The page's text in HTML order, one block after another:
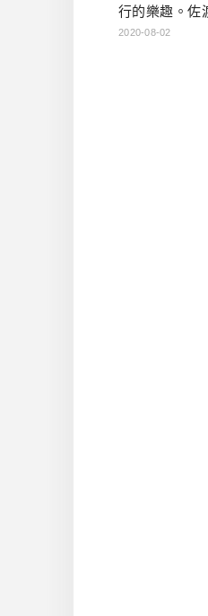
行的樂趣。佐
多，雖說是一
2020-08-02